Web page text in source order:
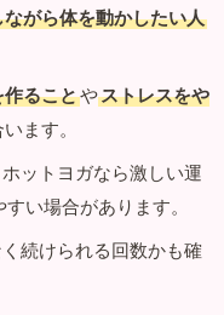
がら体を動かしたい人
ることやストレスをや
ます。
ットヨガなら激しい運
すい場合があります。
続けられる回数かも確